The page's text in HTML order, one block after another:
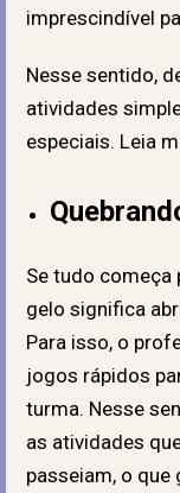
imprescindível
Nesse sentido,
atividades
especiais. Leia
Se tudo começa
gelo significa
Para isso, o
jogos rápidos
turma. Nesse
as atividades
passeiam, o que